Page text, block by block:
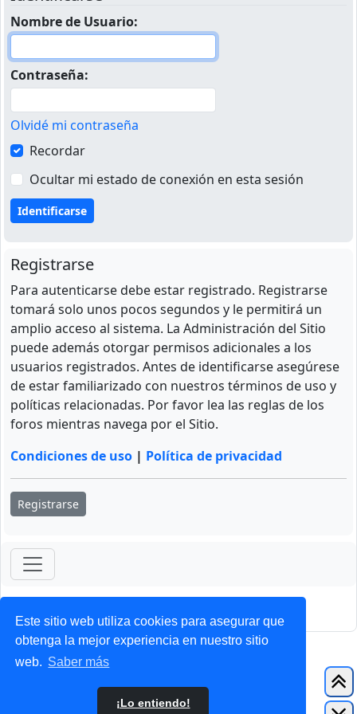
Este sitio web utiliza cookies para asegurar que
obtenga la mejor experiencia en nuestro sitio
web. Saber más
¡Lo entiendo!
Nombre de Usuario:
Contraseña:
Olvidé mi contraseña
Recordar
Ocultar mi estado de conexión en esta sesión
Registrarse
Para autenticarse debe estar registrado. Registrarse
tomará solo unos pocos segundos y le permitirá un
amplio acceso al sistema. La Administración del Sitio
puede además otorgar permisos adicionales a los
usuarios registrados. Antes de identificarse asegúrese
de estar familiarizado con nuestros términos de uso y
políticas relacionadas. Por favor lea las reglas de los
foros mientras navega por el Sitio.
Condiciones de uso | Política de privacidad
Registrarse
ForoClub 2025
Privacidad| Condiciones